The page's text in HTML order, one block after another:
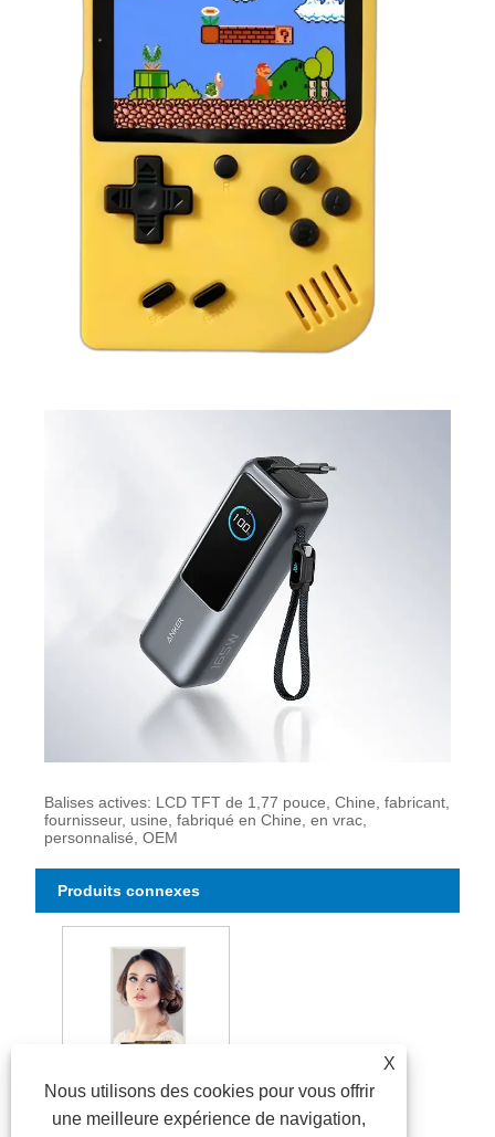
Balises actives: LCD TFT de 1,77 pouce, Chine, fabricant,
fournisseur, usine, fabriqué en Chine, en vrac,
personnalisé, OEM
Produits connexes
Module TFT IPS de 1,77 pouces
X
Nous utilisons des cookies pour vous offrir
une meilleure expérience de navigation,